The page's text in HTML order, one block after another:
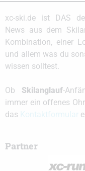
xc-ski.de ist DAS
News aus dem
Kombination, einer
und allem was du
wissen solltest.
Ob Skilanglauf-
immer ein offenes
das
Partner